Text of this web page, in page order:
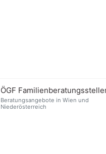
ÖGF
Beratungsangebote in Wien und
Niederösterreich